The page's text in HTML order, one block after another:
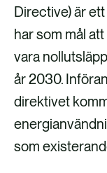
a
v
i
a
L
i
n
a
v
i
a
F
a
c
a
v
i
a
X
Directive) är
har som mål
vara
år 2030.
direktivet
som